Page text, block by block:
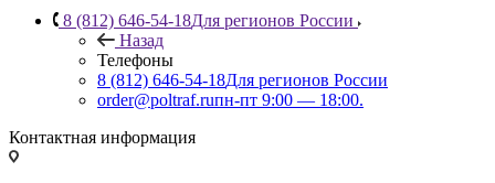
8 (812) 646-54-18Для регионов России
Назад
Телефоны
8 (812) 646-54-18Для регионов России
order@poltraf.ruпн-пт 9:00 — 18:00.
Контактная информация